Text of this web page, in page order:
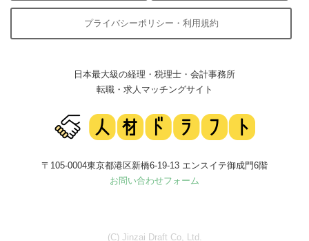
プライバシーポリシー・利用規約
日本最大級の経理・税理士・会計事務所
転職・求人マッチングサイト
〒105-0004東京都港区新橋6-19-13 エンスイテ御成門6階
お問い合わせフォーム
(C) Jinzai Draft Co, Ltd.